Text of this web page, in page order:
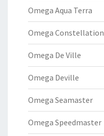
Omega Aqua Terra
Omega Constellation
Omega De Ville
Omega Deville
Omega Seamaster
Omega Speedmaster